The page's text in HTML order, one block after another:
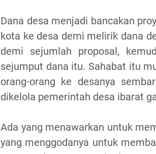
Dana desa menjadi bancakan
kota ke desa demi melirik dana
demi sejumlah proposal,
sejumput dana itu. Sahabat itu
orang-orang ke desanya
dikelola pemerintah desa ibarat
Ada yang menawarkan untuk
yang menggodanya untuk